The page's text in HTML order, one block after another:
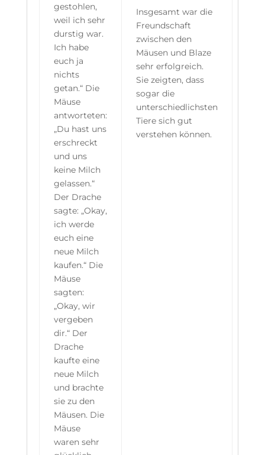
gestohlen,
weil ich sehr
durstig war.
Ich habe
euch ja
nichts
getan.“ Die
Mäuse
antworteten:
„Du hast uns
erschreckt
und uns
keine Milch
gelassen.“
Der Drache
sagte: „Okay,
ich werde
euch eine
neue Milch
kaufen.“ Die
Mäuse
sagten:
„Okay, wir
vergeben
dir.“ Der
Drache
kaufte eine
neue Milch
und brachte
sie zu den
Mäusen. Die
Mäuse
waren sehr
Insgesamt war die
Freundschaft
zwischen den
Mäusen und Blaze
sehr erfolgreich.
Sie zeigten, dass
sogar die
unterschiedlichsten
Tiere sich gut
verstehen können.